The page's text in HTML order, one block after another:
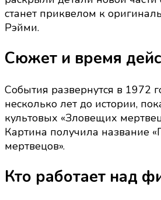
известно
культового
станет приквелом к
Рэйми.
Сюжет и время
События развернутся в 1972
несколько лет до истории,
культовых «Зловещих
Картина получила название
мертвецов».
Кто работает над